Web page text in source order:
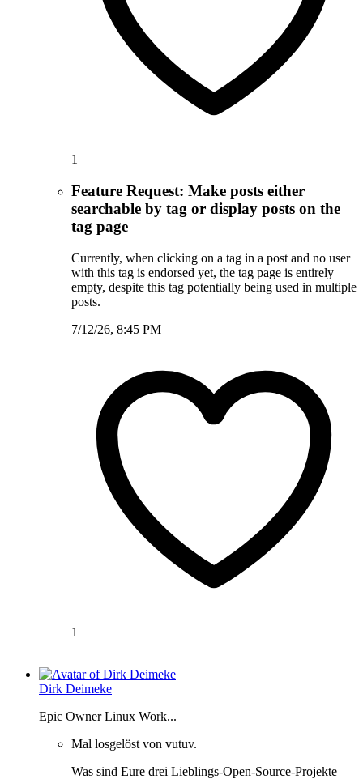
1
Feature Request: Make posts either
searchable by tag or display posts on the
tag page
Currently, when clicking on a tag in a post and no user
with this tag is endorsed yet, the tag page is entirely
empty, despite this tag potentially being used in multiple
posts.
7/12/26, 8:45 PM
1
Dirk Deimeke
Epic Owner Linux Work...
Mal losgelöst von vutuv.
Was sind Eure drei Lieblings-Open-Source-Projekte